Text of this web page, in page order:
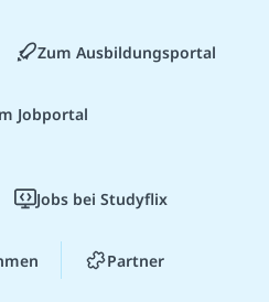
Zum Ausbildungsportal
Jobportal
Jobs bei Studyflix
Partner